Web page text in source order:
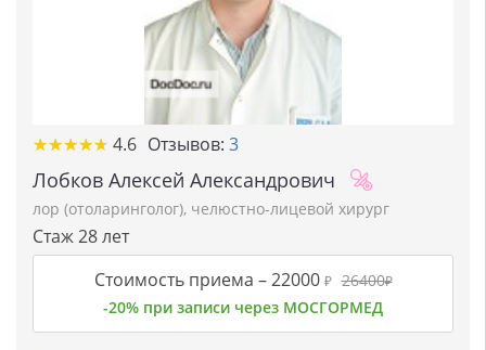
★★★★★
★★★★★ 4.6 Отзывов: 3
Лобков Алексей Александрович
лор (отоларинголог), челюстно-лицевой хирург
Стаж 28 лет
Стоимость приема –22000 ₽ 26400₽
-20% при записи через МОСГОРМЕД